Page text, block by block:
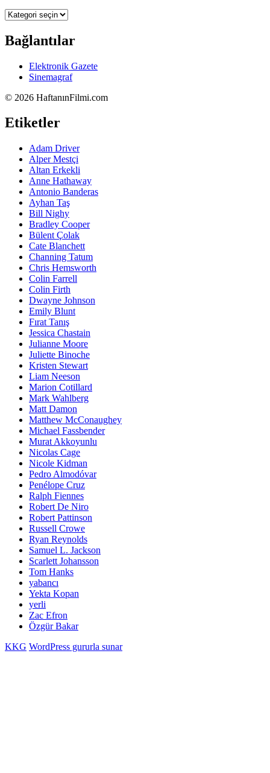
Kategoriler
Bağlantılar
Elektronik Gazete
Sinemagraf
© 2026 HaftanınFilmi.com
Etiketler
Adam Driver
Alper Mestçi
Altan Erkekli
Anne Hathaway
Antonio Banderas
Ayhan Taş
Bill Nighy
Bradley Cooper
Bülent Çolak
Cate Blanchett
Channing Tatum
Chris Hemsworth
Colin Farrell
Colin Firth
Dwayne Johnson
Emily Blunt
Fırat Tanış
Jessica Chastain
Julianne Moore
Juliette Binoche
Kristen Stewart
Liam Neeson
Marion Cotillard
Mark Wahlberg
Matt Damon
Matthew McConaughey
Michael Fassbender
Murat Akkoyunlu
Nicolas Cage
Nicole Kidman
Pedro Almodóvar
Penélope Cruz
Ralph Fiennes
Robert De Niro
Robert Pattinson
Russell Crowe
Ryan Reynolds
Samuel L. Jackson
Scarlett Johansson
Tom Hanks
yabancı
Yekta Kopan
yerli
Zac Efron
Özgür Bakar
KKG WordPress gururla sunar